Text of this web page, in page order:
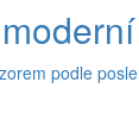
podle